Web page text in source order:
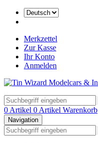
Merkzettel
Zur Kasse
Ihr Konto
Anmelden
0 Artikel 0 Artikel Warenkorb
Navigation